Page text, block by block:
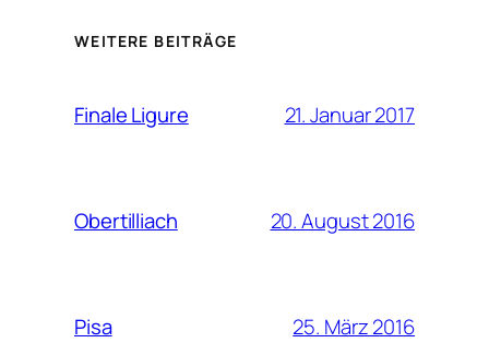
WEITERE BEITRÄGE
Finale Ligure 21. Januar 2017
Obertilliach 20. August 2016
Pisa 25. März 2016